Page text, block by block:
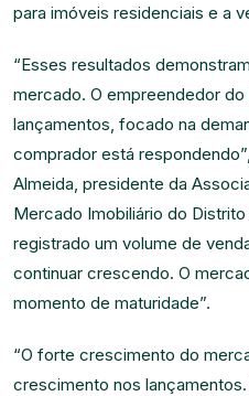
para imóveis residenciais e a
“Esses resultados
mercado. O empreendedor
lançamentos, focado na
comprador está
Almeida, presidente da
Mercado Imobiliário do
registrado um volume de
continuar crescendo. O
momento de maturidade”.
“O forte crescimento do
crescimento nos